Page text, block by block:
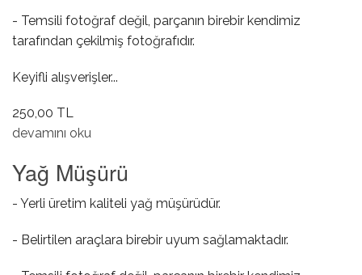
- Temsili fotoğraf değil, parçanın birebir kendimiz
tarafından çekilmiş fotoğrafıdır.
Keyifli alışverişler...
250,00 TL
Ön Amortisör Takozu hakkında
devamını oku
Yağ Müşürü
- Yerli üretim kaliteli yağ müşürüdür.
- Belirtilen araçlara birebir uyum sağlamaktadır.